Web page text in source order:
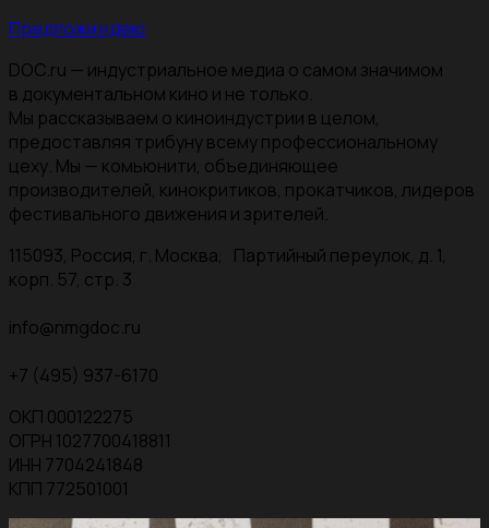
Предложи идею
DOC.ru — индустриальное медиа о самом значимом
в документальном кино и не только.
Мы рассказываем о киноиндустрии в целом,
предоставляя трибуну всему профессиональному
цеху. Мы — комьюнити, объединяющее
производителей, кинокритиков, прокатчиков, лидеров
фестивального движения и зрителей.
115093, Россия, г. Москва, Партийный переулок, д. 1,
корп. 57, стр. 3
info@nmgdoc.ru
+7 (495) 937-6170
ОКП 000122275
ОГРН 1027700418811
ИНН 7704241848
КПП 772501001